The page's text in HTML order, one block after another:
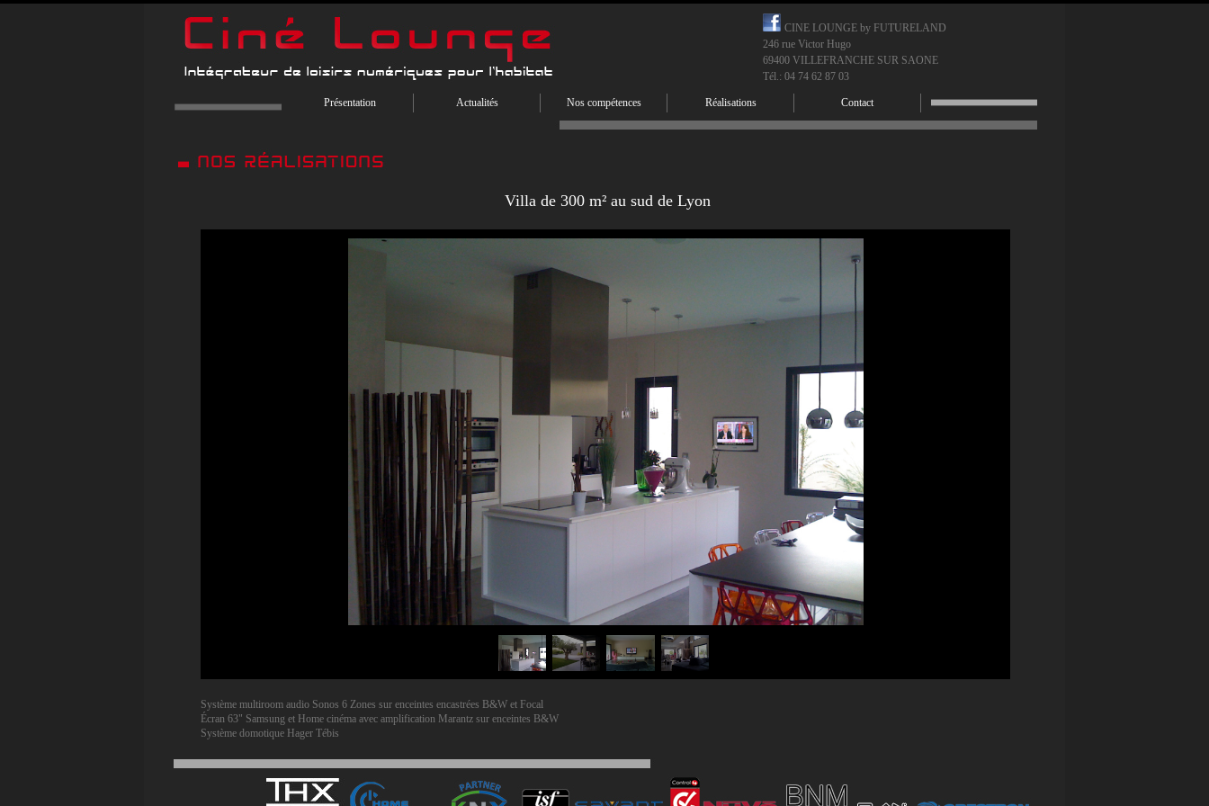
CINE LOUNGE by FUTURELAND
246 rue Victor Hugo
69400 VILLEFRANCHE SUR SAONE
Tél.: 04 74 62 87 03
Présentation Actualités Nos compétences Réalisations Contact
Villa de 300 m² au sud de Lyon
Système multiroom audio Sonos 6 Zones sur enceintes encastrées B&W et Focal
Écran 63" Samsung et Home cinéma avec amplification Marantz sur enceintes B&W
Système domotique Hager Tébis